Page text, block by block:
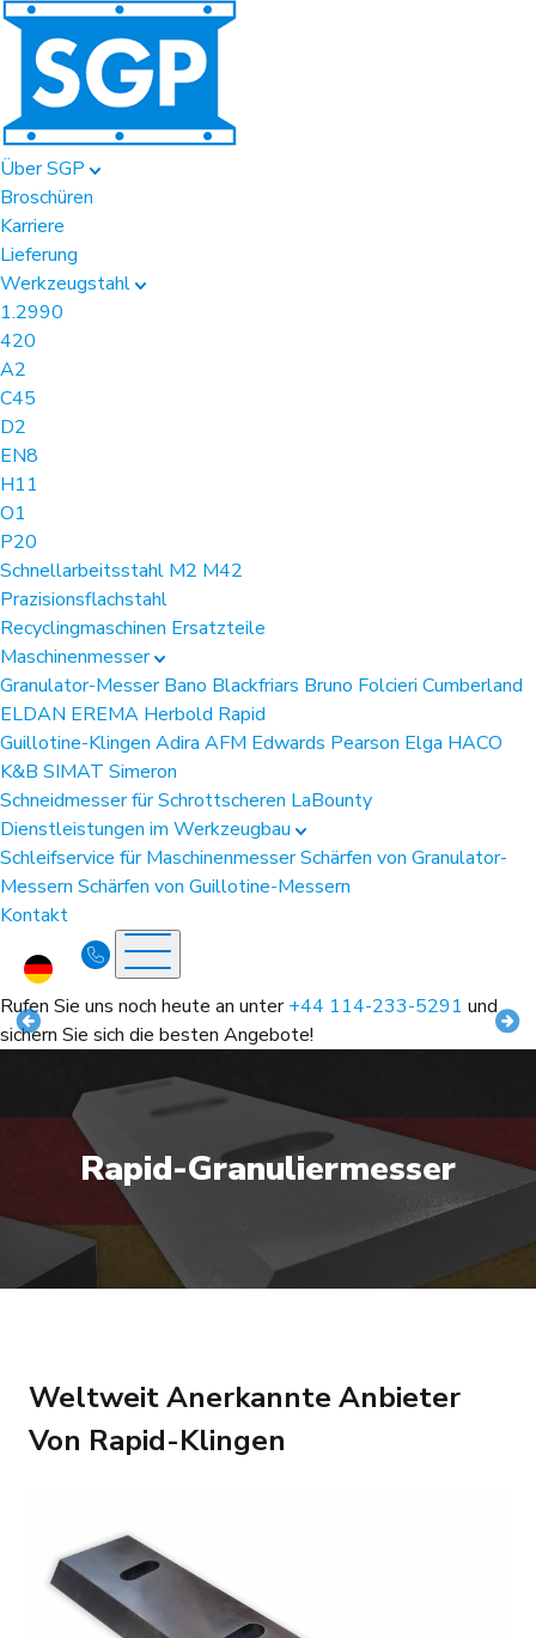
Über SGP
Broschüren
Karriere
Lieferung
Werkzeugstahl
1.2990
420
A2
C45
D2
EN8
H11
O1
P20
Schnellarbeitsstahl M2 M42
Prazisionsflachstahl
Recyclingmaschinen Ersatzteile
Maschinenmesser
Granulator-MesserBano Blackfriars Bruno Folcieri Cumberland
ELDAN EREMA Herbold Rapid
Guillotine-Klingen Adira AFM Edwards Pearson Elga HACO
K&B SIMAT Simeron
Schneidmesser für Schrottscheren LaBounty
Dienstleistungen im Werkzeugbau
Schleifservice für MaschinenmesserSchärfen von Granulator-
Messern Schärfen von Guillotine-Messern
Kontakt
Rufen Sie uns noch heute an unter+44 114-233-5291 und
sichern Sie sich die besten Angebote!
Rapid-Granuliermesser
Weltweit Anerkannte Anbieter
Von Rapid-Klingen